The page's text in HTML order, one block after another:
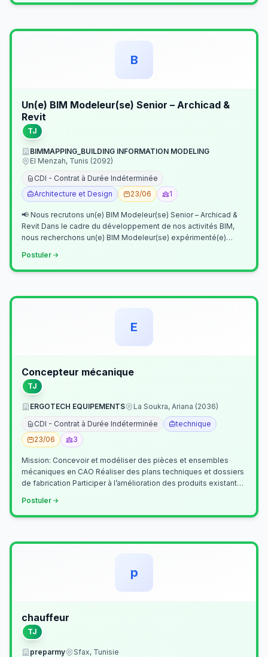
B
Un(e) BIM Modeleur(se) Senior – Archicad &
Revit
TJ
BIMMAPPING_BUILDING INFORMATION MODELING
El Menzah, Tunis (2092)
CDI - Contrat à Durée Indéterminée
Architecture et Design
23/06 1
📢 Nous recrutons un(e) BIM Modeleur(se) Senior – Archicad &
Revit Dans le cadre du développement de nos activités BIM,
nous recherchons un(e) BIM Modeleur(se) expérimenté(e)
Postuler
E
Concepteur mécanique
TJ
ERGOTECH EQUIPEMENTS
La Soukra, Ariana (2036)
CDI - Contrat à Durée Indéterminée
technique
23/06
3
Mission: Concevoir et modéliser des pièces et ensembles
mécaniques en CAO Réaliser des plans techniques et dossiers
de fabrication Participer à l’amélioration des produits existants
Postuler
p
chauffeur
TJ
preparmy
Sfax, Tunisie